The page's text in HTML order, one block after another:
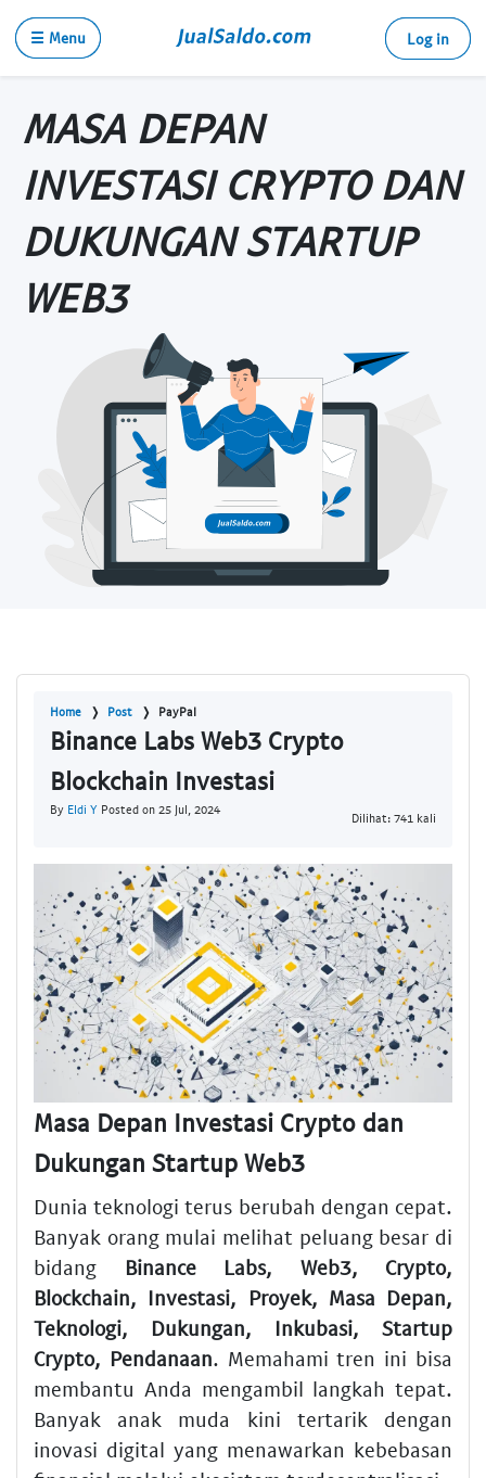
☰ Menu Log in
MASA DEPAN
INVESTASI CRYPTO DAN
DUKUNGAN STARTUP
WEB3
Home Post PayPal
Binance Labs Web3 Crypto
Blockchain Investasi
By Eldi Y Posted on 25 Jul, 2024
Dilihat: 741 kali
Masa Depan Investasi Crypto dan
Dukungan Startup Web3
Dunia teknologi terus berubah dengan cepat.
Banyak orang mulai melihat peluang besar di
bidang
Binance Labs, Web3, Crypto,
Blockchain, Investasi, Proyek, Masa Depan,
Teknologi, Dukungan, Inkubasi, Startup
Crypto, Pendanaan. Memahami tren ini bisa
membantu Anda mengambil langkah tepat.
Banyak anak muda kini tertarik dengan
inovasi digital yang menawarkan kebebasan